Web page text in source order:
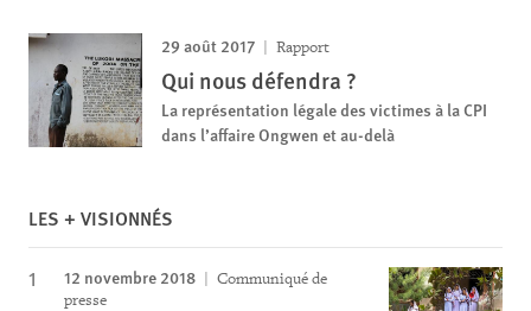
29 août 2017 Rapport
Qui nous défendra ?
La représentation légale des victimes à la CPI
dans l’affaire Ongwen et au-delà
LES + VISIONNÉS
12 novembre 2018
Communiqué de
presse